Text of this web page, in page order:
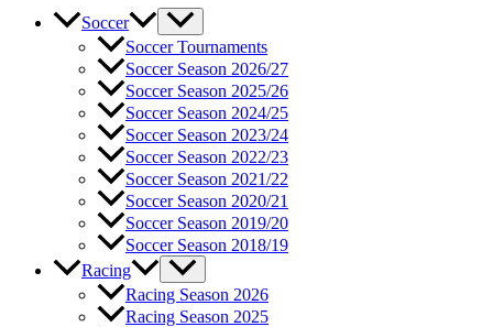
Soccer
Soccer Tournaments
Soccer Season 2026/27
Soccer Season 2025/26
Soccer Season 2024/25
Soccer Season 2023/24
Soccer Season 2022/23
Soccer Season 2021/22
Soccer Season 2020/21
Soccer Season 2019/20
Soccer Season 2018/19
Racing
Racing Season 2026
Racing Season 2025